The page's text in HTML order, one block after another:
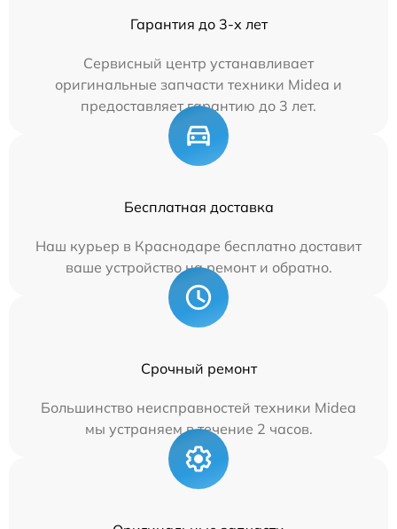
Гарантия до 3-х лет
Сервисный центр устанавливает
оригинальные запчасти техники Midea и
предоставляет гарантию до 3 лет.
Бесплатная доставка
Наш курьер в Краснодаре бесплатно доставит
ваше устройство на ремонт и обратно.
Срочный ремонт
Большинство неисправностей техники Midea
мы устраняем в течение 2 часов.